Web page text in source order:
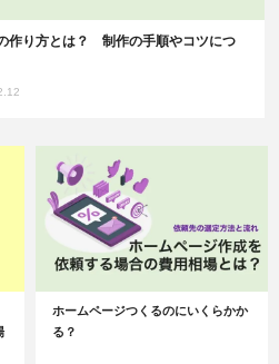
作り方とは？ 制作の手順やコツにつ
ホームページつくるのにいくらかか
る？